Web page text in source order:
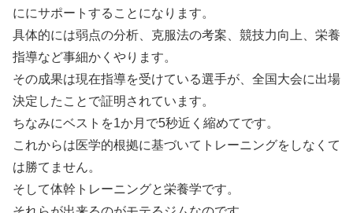
ににサポートすることになります。
具体的には弱点の分析、克服法の考案、競技力向上、栄養
指導など事細かくやります。
その成果は現在指導を受けている選手が、全国大会に出場
決定したことで証明されています。
ちなみにベストを1か月で5秒近く縮めてです。
これからは医学的根拠に基づいてトレーニングをしなくて
は勝てません。
そして体幹トレーニングと栄養学です。